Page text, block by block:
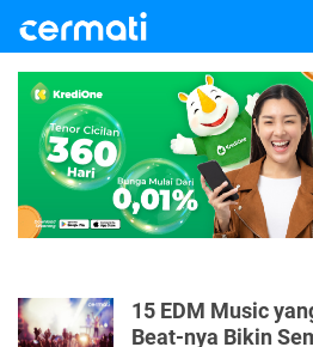
15 EDM Music
Beat-nya Bikin